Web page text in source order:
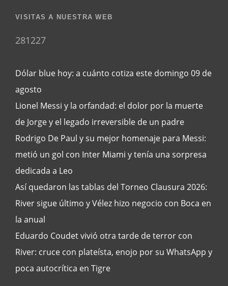
VISITAS A NUESTRA WEB
281227
Dólar blue hoy: a cuánto cotiza este domingo 09 de
agosto
Lionel Messi y la orfandad: el dolor por la muerte
de Jorge y el legado irreversible de un padre
Rodrigo De Paul y su mejor homenaje para Messi:
metió un gol con Inter Miami y tenía una sorpresa
dedicada a Leo
Así quedaron las tablas del Torneo Clausura 2026:
River sigue último y Vélez hizo negocio con Boca en
la anual
Eduardo Coudet vivió otra tarde de terror con
River: cruce con plateísta, enojo por su WhatsApp y
poca autocrítica en Tigre